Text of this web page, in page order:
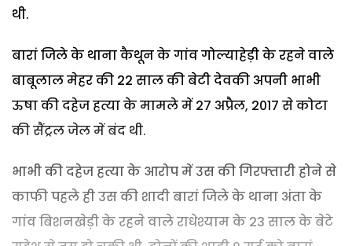
थी.
बारां जिले के थाना कैथून के गांव गोल्याहेड़ी के रहने वाले
बाबूलाल मेहर की 22 साल की बेटी देवकी अपनी भाभी
ऊषा की दहेज हत्या के मामले में 27 अप्रैल, 2017 से कोटा
की सैंट्रल जेल में बंद थी.
भाभी की दहेज हत्या के आरोप में उस की गिरफ्तारी होने से
काफी पहले ही उस की शादी बारां जिले के थाना अंता के
गांव बिशनखेड़ी के रहने वाले राधेश्याम के 23 साल के बेटे